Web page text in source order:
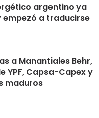
argentino ya
empezó a traducirse
a Manantiales Behr,
YPF, Capsa-Capex y
maduros